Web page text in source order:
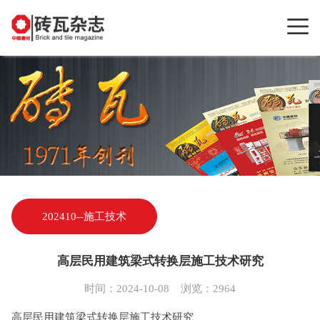
202410--施工技术
高层民用建筑梁式转换层施工技术研究
时间：2024-10-08 浏览：2964
高层民用建筑梁式转换层施工技术研究